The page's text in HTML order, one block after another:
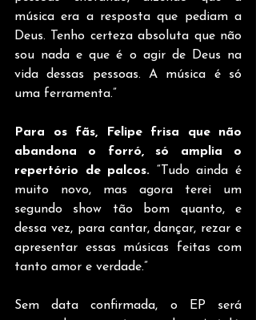
música era a resposta que pediam a
Deus. Tenho certeza absoluta que não
sou nada e que é o agir de Deus na
vida dessas pessoas. A música é só
uma ferramenta.”
Para os fãs, Felipe frisa que não
abandona o forró, só amplia o
repertório de palcos. “Tudo ainda é
muito novo, mas agora terei um
segundo show tão bom quanto, e
dessa vez, para cantar, dançar, rezar e
apresentar essas músicas feitas com
tanto amor e verdade.”
Sem data confirmada, o EP será